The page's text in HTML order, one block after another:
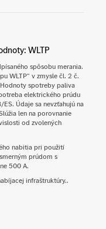
WLTP
spôsobu merania.
WLTP“ v zmysle čl. 2 č.
spotreby paliva
elektrického prúdu
Údaje sa nevzťahujú na
len na porovnanie
od zvolených
nabitia pri použití
prúdom s
500 A.
infraštruktúry..